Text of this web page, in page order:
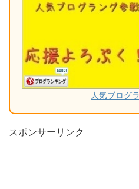
人気ブログ
スポンサーリンク